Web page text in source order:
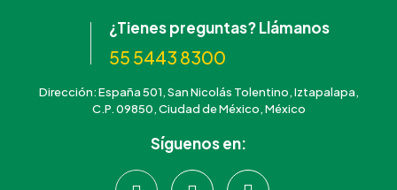
¿Tienes preguntas? Llámanos
55 5443 8300
Dirección: España 501, San Nicolás Tolentino, Iztapalapa,
C.P. 09850, Ciudad de México, México
Síguenos en: